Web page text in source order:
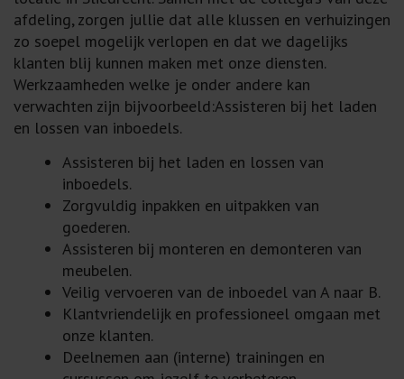
afdeling, zorgen jullie dat alle klussen en verhuizingen
zo soepel mogelijk verlopen en dat we dagelijks
klanten blij kunnen maken met onze diensten.
Werkzaamheden welke je onder andere kan
verwachten zijn bijvoorbeeld:Assisteren bij het laden
en lossen van inboedels.
Assisteren bij het laden en lossen van
inboedels.
Zorgvuldig inpakken en uitpakken van
goederen.
Assisteren bij monteren en demonteren van
meubelen.
Veilig vervoeren van de inboedel van A naar B.
Klantvriendelijk en professioneel omgaan met
onze klanten.
Deelnemen aan (interne) trainingen en